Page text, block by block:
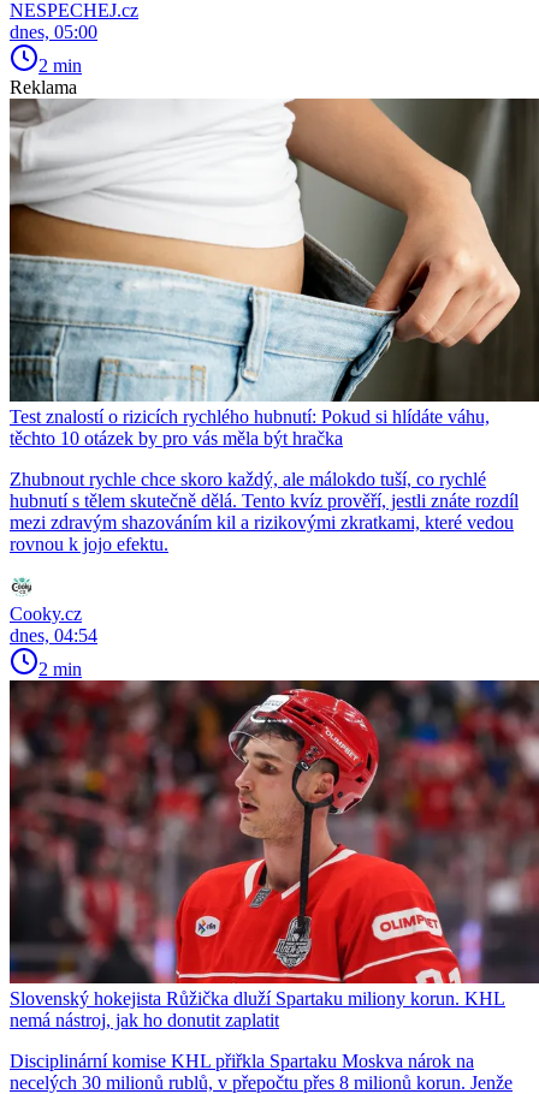
NESPECHEJ.cz
dnes, 05:00
2 min
Reklama
Test znalostí o rizicích rychlého hubnutí: Pokud si hlídáte váhu,
těchto 10 otázek by pro vás měla být hračka
Zhubnout rychle chce skoro každý, ale málokdo tuší, co rychlé
hubnutí s tělem skutečně dělá. Tento kvíz prověří, jestli znáte rozdíl
mezi zdravým shazováním kil a rizikovými zkratkami, které vedou
rovnou k jojo efektu.
Cooky.cz
dnes, 04:54
2 min
Slovenský hokejista Růžička dluží Spartaku miliony korun. KHL
nemá nástroj, jak ho donutit zaplatit
Disciplinární komise KHL přiřkla Spartaku Moskva nárok na
necelých 30 milionů rublů, v přepočtu přes 8 milionů korun. Jenže